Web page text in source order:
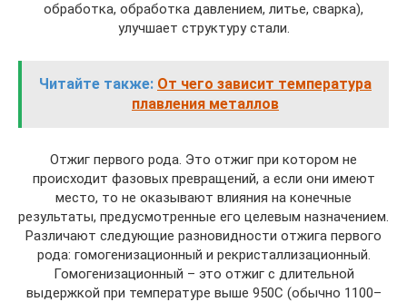
обработка, обработка давлением, литье, сварка),
улучшает структуру стали.
Читайте также: От чего зависит температура
плавления металлов
Отжиг первого рода. Это отжиг при котором не
происходит фазовых превращений, а если они имеют
место, то не оказывают влияния на конечные
результаты, предусмотренные его целевым назначением.
Различают следующие разновидности отжига первого
рода: гомогенизационный и рекристаллизационный.
Гомогенизационный – это отжиг с длительной
выдержкой при температуре выше 950С (обычно 1100–